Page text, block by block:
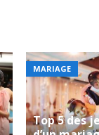
MARIAGE
Top 5 des